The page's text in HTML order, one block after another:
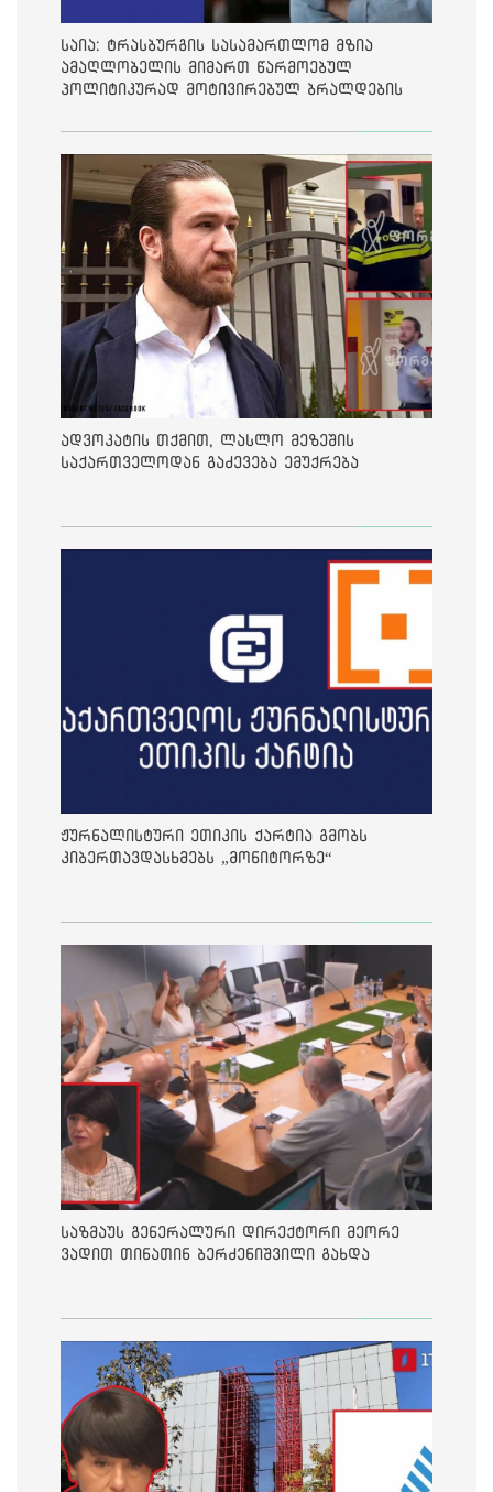
საია: ტრასბურგის სასამართლომ მზია
ამაღლობელის მიმართ წარმოებულ
პოლიტიკურად მოტივირებულ ბრალდების
ადვოკატის თქმით, ლასლო მეზეშის
საქართველოდან გაძევება ემუქრება
ჟურნალისტური ეთიკის ქარტია გმობს
კიბერთავდასხმებს „მონიტორზე“
საზმაუს გენერალური დირექტორი მეორე
ვადით თინათინ ბერძენიშვილი გახდა